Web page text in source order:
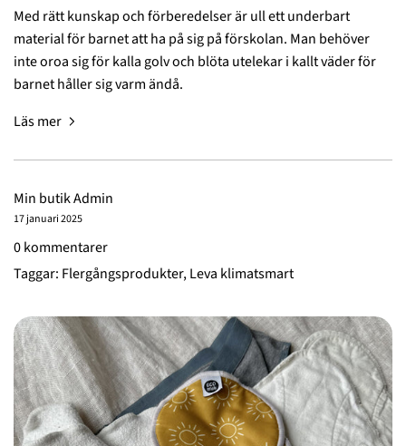
Med rätt kunskap och förberedelser är ull ett underbart
material för barnet att ha på sig på förskolan. Man behöver
inte oroa sig för kalla golv och blöta utelekar i kallt väder för
barnet håller sig varm ändå.
Läs mer
Min butik Admin
17 januari 2025
0 kommentarer
Taggar: Flergångsprodukter,Leva klimatsmart